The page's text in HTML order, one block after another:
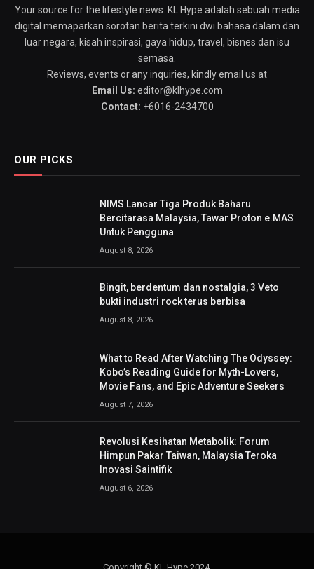
Your source for the lifestyle news. KL Hype adalah sebuah media
digital memaparkan sorotan berita terkini dwi bahasa dalam dan
luar negara, kisah inspirasi, gaya hidup, travel, bisnes dan isu
semasa.
Reviews, events or any inquiries, kindly email us at
Email Us: editor@klhype.com
Contact: +6016-2434700
OUR PICKS
NIMS Lancar Tiga Produk Baharu
Bercitarasa Malaysia, Tawar Proton e.MAS
Untuk Pengguna
August 8, 2026
Bingit, berdentum dan nostalgia, 3 Veto
bukti industri rock terus berbisa
August 8, 2026
What to Read After Watching The Odyssey:
Kobo’s Reading Guide for Myth-Lovers,
Movie Fans, and Epic Adventure Seekers
August 7, 2026
Revolusi Kesihatan Metabolik: Forum
Himpun Pakar Taiwan, Malaysia Teroka
Inovasi Saintifik
August 6, 2026